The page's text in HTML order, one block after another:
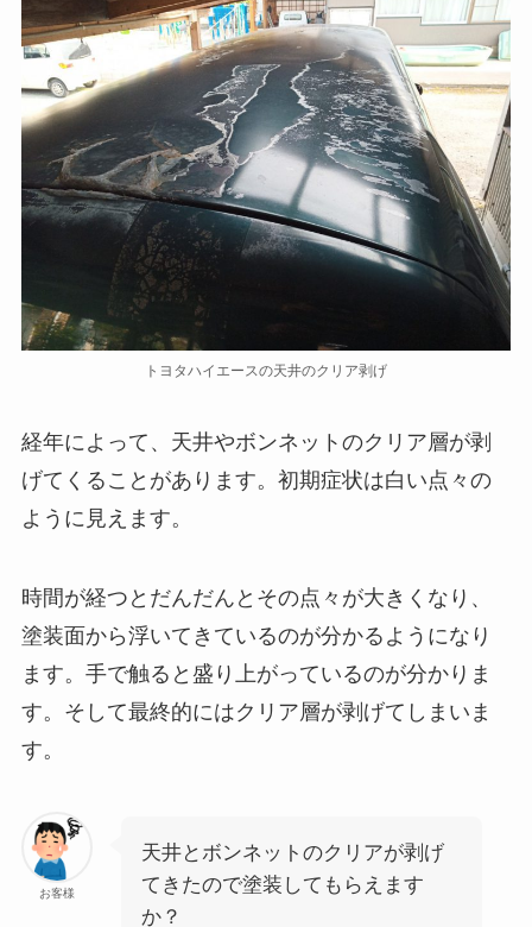
トヨタハイエースの天井のクリア剥げ
経年によって、天井やボンネットのクリア層が剥
げてくることがあります。初期症状は白い点々の
ように見えます。
時間が経つとだんだんとその点々が大きくなり、
塗装面から浮いてきているのが分かるようになり
ます。手で触ると盛り上がっているのが分かりま
す。そして最終的にはクリア層が剥げてしまいま
す。
お客様
天井とボンネットのクリアが剥げ
てきたので塗装してもらえます
か？